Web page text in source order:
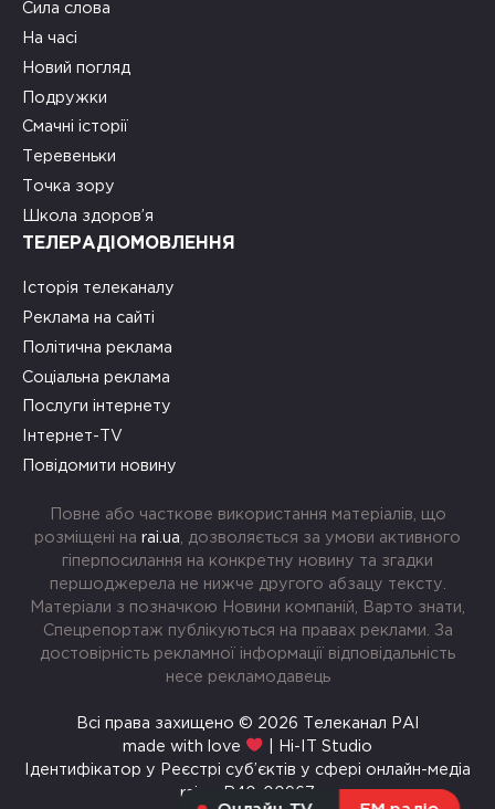
Сила слова
На часі
Новий погляд
Подружки
Смачні історії
Теревеньки
Точка зору
Школа здоров’я
ТЕЛЕРАДІОМОВЛЕННЯ
Історія телеканалу
Реклама на сайті
Політична реклама
Соціальна реклама
Послуги інтернету
Інтернет-TV
Повідомити новину
Повне або часткове використання матеріалів, що
розміщені на rai.ua , дозволяється за умови активного
гіперпосилання на конкретну новину та згадки
першоджерела не нижче другого абзацу тексту.
Матеріали з позначкою Новини компаній, Варто знати,
Спецрепортаж публікуються на правах реклами. За
достовірність рекламної інформації відповідальність
несе рекламодавець
Всі права захищено © 2026 Телеканал РАІ
made with love
| Hi-IT Studio
Ідентифікатор у Реєстрі суб’єктів у сфері онлайн-медіа
rai.ua R40-00967